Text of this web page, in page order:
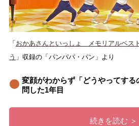
「 おかあさんといっしょ メモリアルベス
う 」収録の「パンパパ・パン」より
変顔がわからず「どうやってする
問した1年目
続きを読む ＞